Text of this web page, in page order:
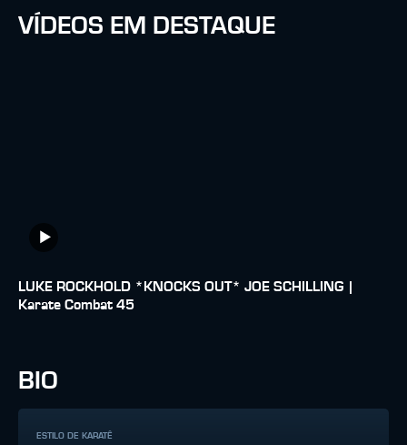
VÍDEOS EM DESTAQUE
LUKE ROCKHOLD *KNOCKS OUT* JOE SCHILLING |
Karate Combat 45
BIO
ESTILO DE KARATÊ